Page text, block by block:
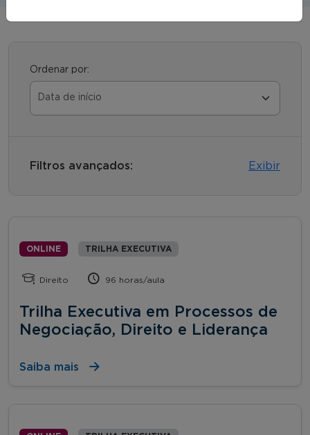
Ordenar por:
Filtros avançados: Exibir
ONLINE TRILHA EXECUTIVA
Direito 96 horas/aula
Trilha Executiva em Processos de
Negociação, Direito e Liderança
Saiba mais